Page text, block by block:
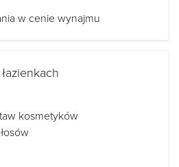
w cenie wynajmu
kosmetyków